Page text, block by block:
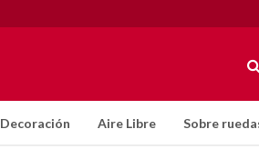
Decoración Aire Libre Sobre